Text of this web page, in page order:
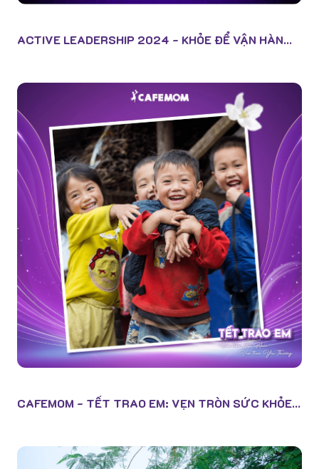
ACTIVE LEADERSHIP 2024 - KHỎE ĐỂ VẬN HÀN...
CAFEMOM - TẾT TRAO EM: VẸN TRÒN SỨC KHỎE...